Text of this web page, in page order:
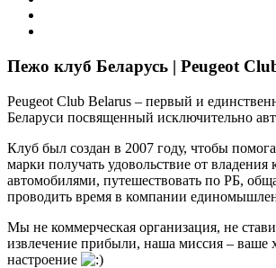
Пежо клуб Беларусь | Peugeot
Peugeot Club Belarus – первый и
Беларуси посвященный исключительно
Клуб был создан в 2007 году, чтобы
марки получать удовольствие от владения
автомобилями, путешествовать по РБ,
проводить время в компании
Мы не коммерческая организация, не
извлечение прибыли, наша миссия – ваше
настроение